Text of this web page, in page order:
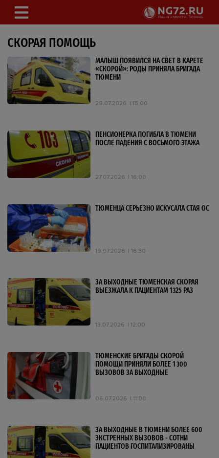
СКОРАЯ ПОМОЩЬ
МАЛЫШ ПОЯВИЛСЯ НА СВЕТ В КАРЕТЕ
«СКОРОЙ»: РОДЫ ПРИНЯЛА БРИГАДА
ТЮМЕНИ
29.07.2026 15:00
ПЕНСИОНЕРКА ПОГИБЛА В ТЮМЕНИ
ПОСЛЕ ПАДЕНИЯ С ВОСЬМОГО ЭТАЖА
27.07.2026 16:00
ТЮМЕНЦА СЕРЬЕЗНО ИСКУСАЛА СТАЯ ОС
19.07.2026 16:30
ЗА ВЫХОДНЫЕ ТЮМЕНСКАЯ СКОРАЯ
ВЫЕЗЖАЛА К ПАЦИЕНТАМ 1325 РАЗ
13.07.2026 12:00
ТЮМЕНСКИЕ БРИГАДЫ СКОРОЙ
ПОМОЩИ ПРИНЯЛИ БОЛЕЕ 1 300
ВЫЗОВОВ ЗА ВЫХОДНЫЕ
06.07.2026 11:00
ЗА ВЫХОДНЫЕ В ТЮМЕНИ БОЛЕЕ 600
ЭКСТРЕННЫХ ВЫЗОВОВ - СОТНИ
ПАЦИЕНТОВ ГОСПИТАЛИЗИРОВАНЫ